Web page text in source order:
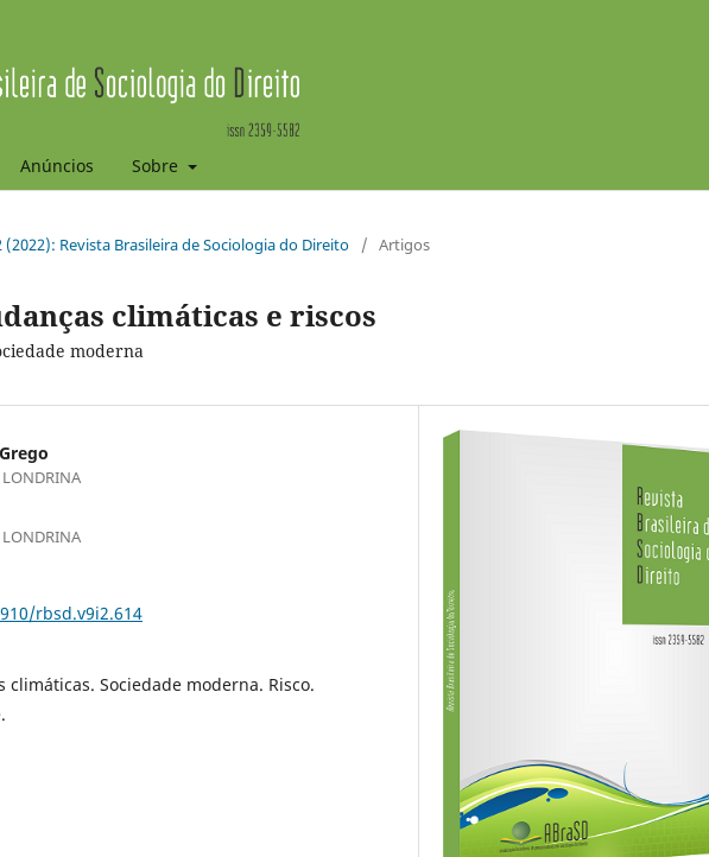
Anúncios Sobre
(2022): Revista Brasileira de Sociologia do Direito / Artigos
climáticas e riscos
moderna
LONDRINA
LONDRINA
rbsd.v9i2.614
climáticas. Sociedade moderna. Risco.